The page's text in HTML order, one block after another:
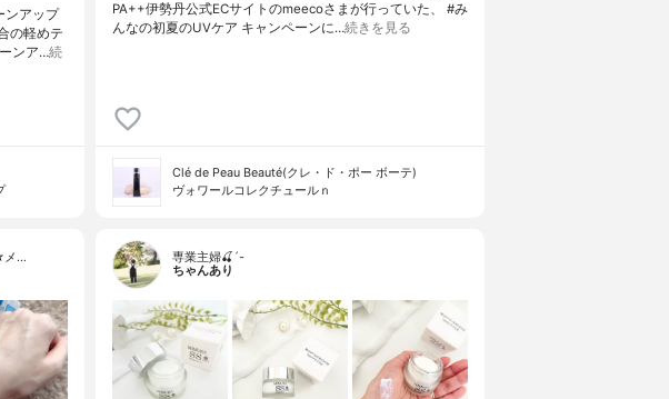
ンアップ
の軽めテ
ンア…続
PA++伊勢丹公式ECサイトのmeecoさまが行っていた、 #み
んなの初夏のUVケア キャンペーンに…続きを見る
Clé de Peau Beauté(クレ・ド・ポー ボーテ)
ヴォワールコレクチュールｎ
メ…
専業主婦🍒´-
ちゃんあり